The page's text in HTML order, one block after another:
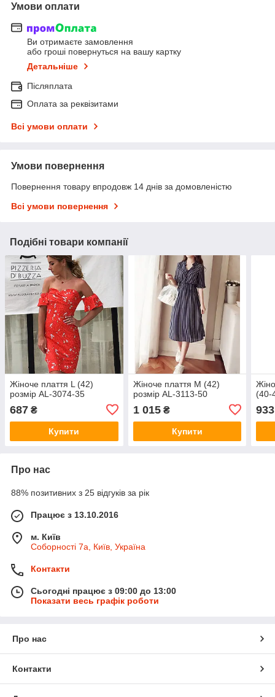
Умови оплати
Ви отримаєте замовлення
або гроші повернуться на вашу картку
Детальніше
Післяплата
Оплата за реквізитами
Всі умови оплати
Умови повернення
Повернення товару впродовж 14 днів за домовленістю
Всі умови повернення
Подібні товари компанії
Жіноче плаття L (42)
розмір AL-3074-35
687 ₴
Купити
Жіноче плаття M (42)
розмір AL-3113-50
1 015₴
Купити
(40-
933
Про нас
88% позитивних з 25 відгуків за рік
Працює з 13.10.2016
м. Київ
Соборності 7а, Київ, Україна
Контакти
Сьогодні працює з 09:00 до 13:00
Показати весь графік роботи
Про нас
Контакти